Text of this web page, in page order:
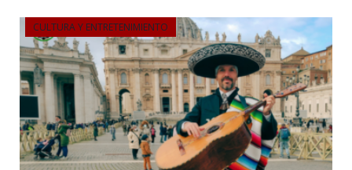
CULTURA Y ENTRETENIMIENTO